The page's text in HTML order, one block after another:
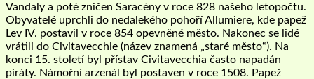
Vandaly a poté zničen Saracény v roce 828 našeho letopočtu.
Obyvatelé uprchli do nedalekého pohoří Allumiere, kde papež
Lev IV. postavil v roce 854 opevněné město. Nakonec se lidé
vrátili do Civitavecchie (název znamená „staré město“). Na
konci 15. století byl přístav Civitavecchia často napadán
piráty. Námořní arzenál byl postaven v roce 1508. Papež